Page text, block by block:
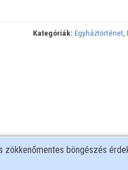
Kategóriák: Egyháztörténet,
zökkenőmentes böngészés